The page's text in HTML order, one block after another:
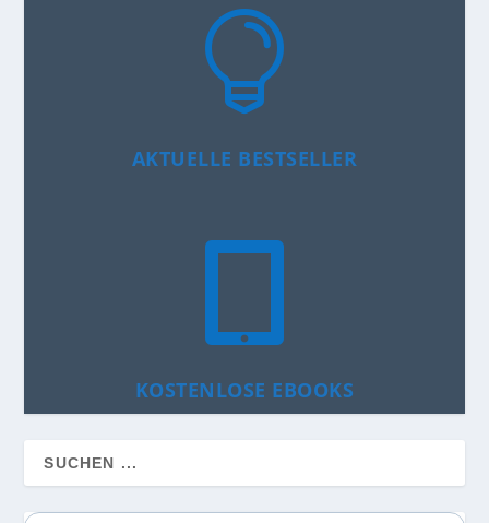

AKTUELLE BESTSELLER
KOSTENLOSE EBOOKS